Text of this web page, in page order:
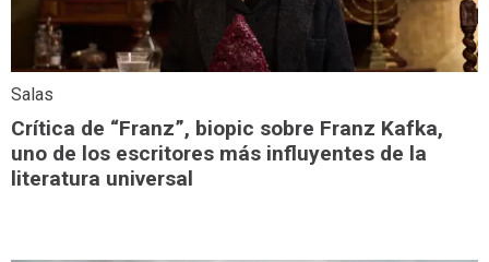
Salas
Crítica de “Franz”, biopic sobre Franz Kafka,
uno de los escritores más influyentes de la
literatura universal